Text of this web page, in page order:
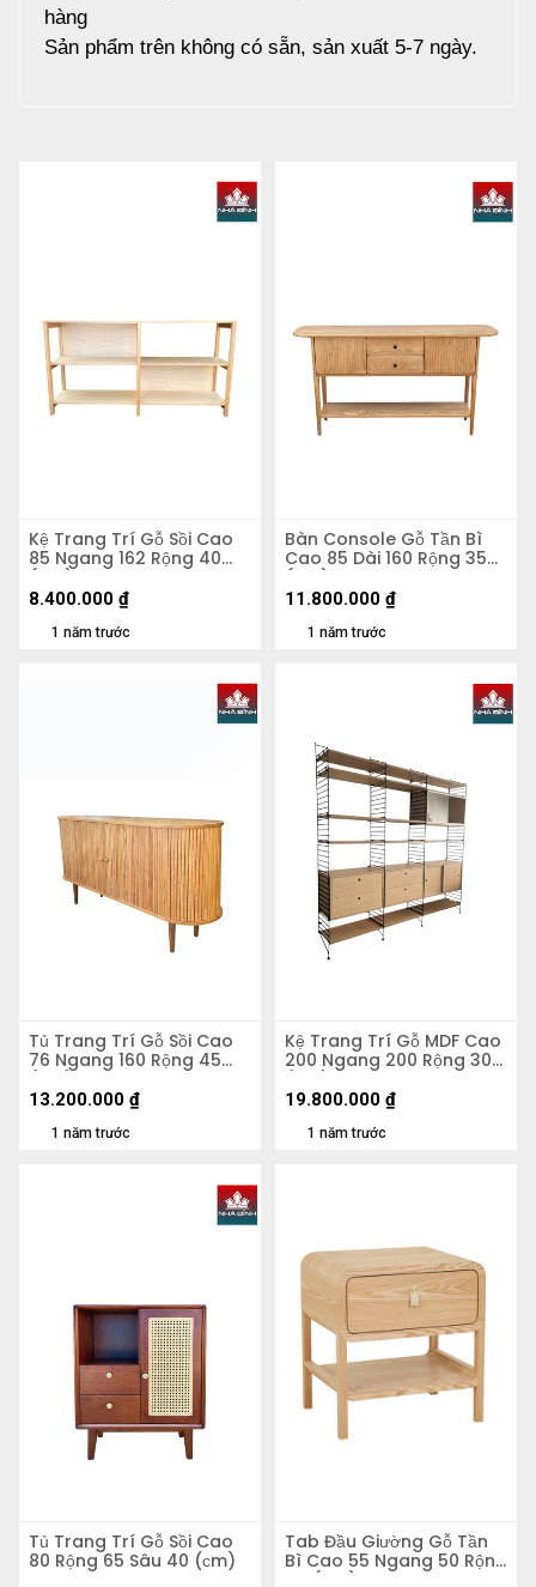
hàng
Sản phẩm trên không có sẵn, sản xuất 5-7 ngày.
Kệ Trang Trí Gỗ Sồi Cao
85 Ngang 162 Rộng 40
(cm)
1 năm trước
8.400.000 ₫
Bàn Console Gỗ Tần Bì
Cao 85 Dài 160 Rộng 35
(cm)
1 năm trước
11.800.000 ₫
Tủ Trang Trí Gỗ Sồi Cao
76 Ngang 160 Rộng 45
(cm)
1 năm trước
13.200.000 ₫
Kệ Trang Trí Gỗ MDF Cao
200 Ngang 200 Rộng 30
(cm)
1 năm trước
19.800.000 ₫
Tủ Trang Trí Gỗ Sồi Cao
80 Rộng 65 Sâu 40 (сm)
Tab Đầu Giường Gỗ Tần
Bì Cao 55 Ngang 50 Rộng
40 (cm)